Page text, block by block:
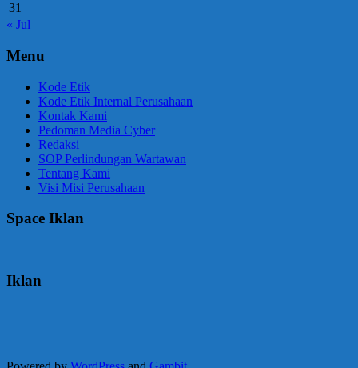
31
« Jul
Menu
Kode Etik
Kode Etik Internal Perusahaan
Kontak Kami
Pedoman Media Cyber
Redaksi
SOP Perlindungan Wartawan
Tentang Kami
Visi Misi Perusahaan
Space Iklan
Iklan